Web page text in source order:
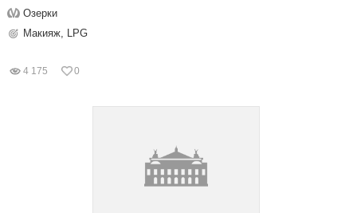
Озерки
Макияж, LPG
4 175 0